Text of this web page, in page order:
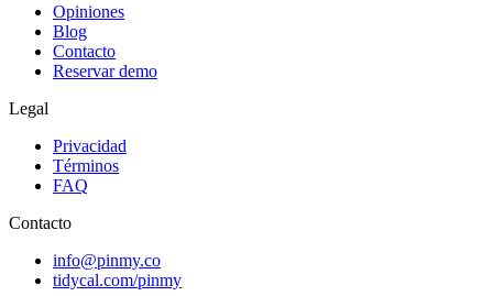
Opiniones
Blog
Contacto
Reservar demo
Legal
Privacidad
Términos
FAQ
Contacto
info@pinmy.co
tidycal.com/pinmy